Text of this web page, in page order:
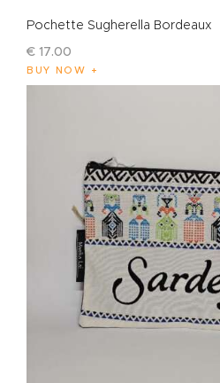
Pochette Sugherella Bordeaux
€ 17.00
BUY NOW